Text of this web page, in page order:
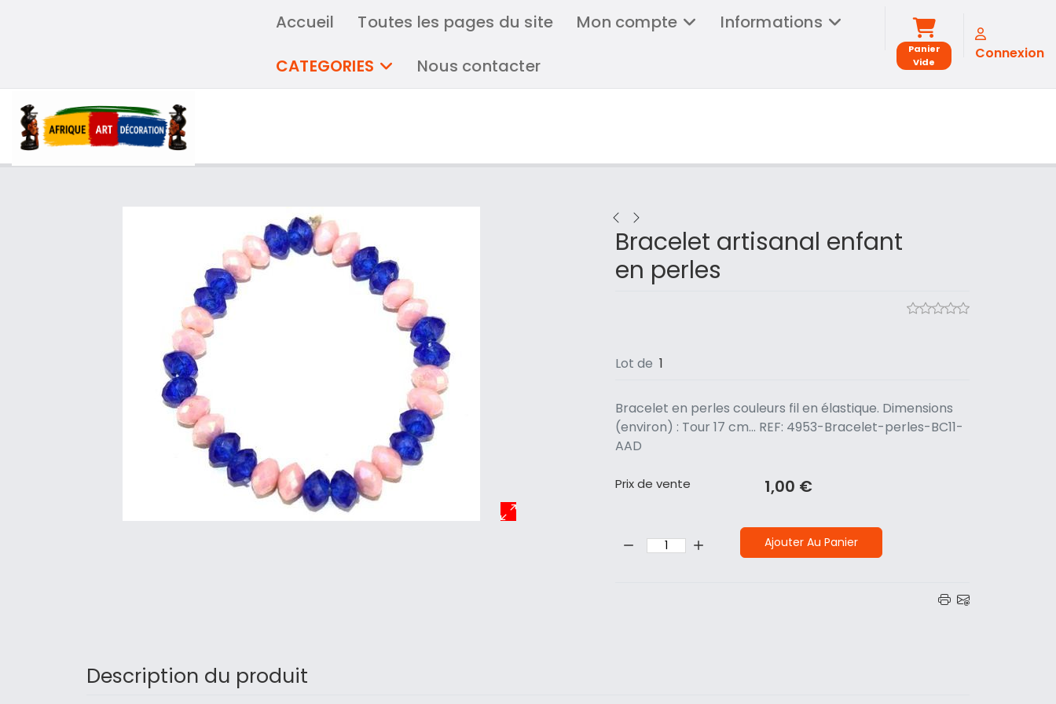
Accueil Toutes les pages du site Mon compte
Informations
CATEGORIES
Nous contacter
Panier
Vide
Connexion
Bracelet artisanal enfant
en perles
Lot de 1
Bracelet en perles couleurs fil en élastique. Dimensions
(environ) : Tour 17 cm... REF: 4953-Bracelet-perles-BC11-
AAD
Prix ​​de vente 1,00 €
Quantité: Ajouter Au Panier
Description du produit